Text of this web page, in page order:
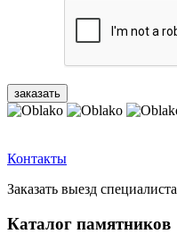
Контакты
Заказать выезд специалиста
Каталог памятников